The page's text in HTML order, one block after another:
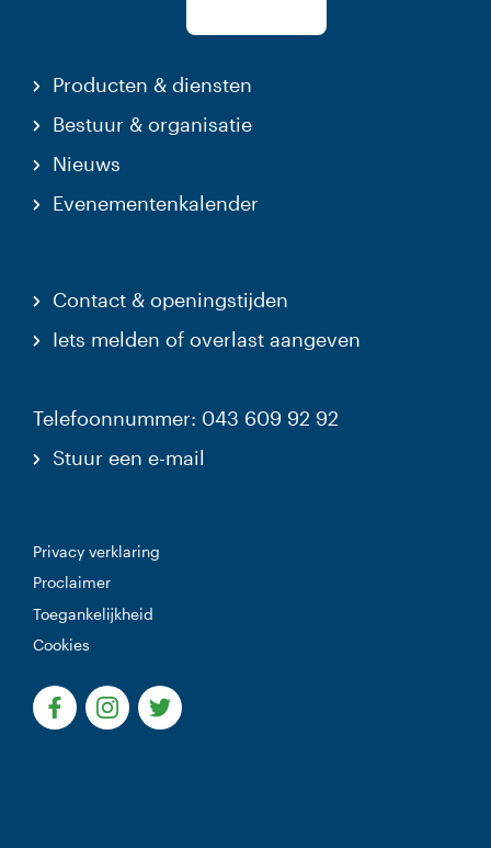
Producten & diensten
Bestuur & organisatie
Nieuws
Evenementenkalender
Contact & openingstijden
Iets melden of overlast aangeven
Telefoonnummer: 043 609 92 92
Stuur een e-mail
Privacy verklaring
Proclaimer
Toegankelijkheid
Cookies
(Deze link gaat naar een externe website)
(Deze link gaat naar een externe website)
(Deze link gaat naar een externe